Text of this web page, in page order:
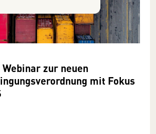
zur neuen
mit Fokus